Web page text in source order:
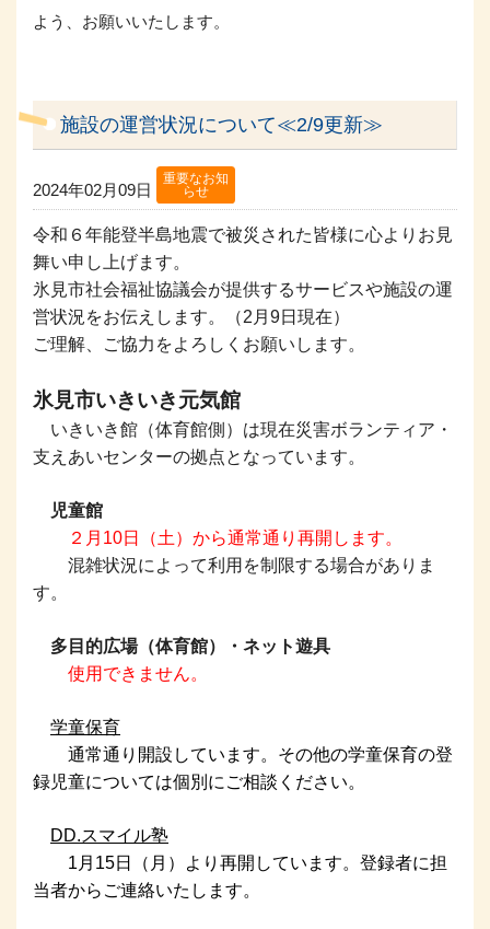
よう、お願いいたします。
施設の運営状況について≪2/9更新≫
2024年02月09日
重要なお知
らせ
令和６年能登半島地震で被災された皆様に心よりお見
舞い申し上げます。
氷見市社会福祉協議会が提供するサービスや施設の運
営状況をお伝えします。（2月9日現在）
ご理解、ご協力をよろしくお願いします。
氷見市いきいき元気館
いきいき館（体育館側）は現在災害ボランティア・
支えあいセンターの拠点となっています。
児童館
２月10日（土）から通常通り再開します。
混雑状況によって利用を制限する場合がありま
す。
多目的広場（体育館）・ネット遊具
使用できません。
学童保育
通常通り開設しています。その他の学童保育の登
録児童については個別にご相談ください。
DD.スマイル塾
1月15日（月）より再開しています。登録者に担
当者からご連絡いたします。